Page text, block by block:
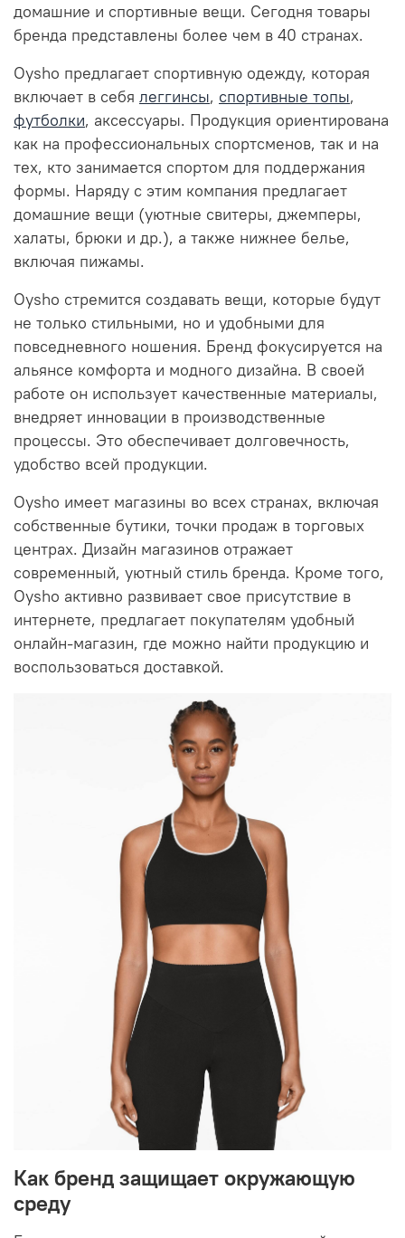
домашние и спортивные вещи. Сегодня товары
бренда представлены более чем в 40 странах.
Oysho предлагает спортивную одежду, которая
включает в себя леггинсы, спортивные топы,
футболки, аксессуары. Продукция ориентирована
как на профессиональных спортсменов, так и на
тех, кто занимается спортом для поддержания
формы. Наряду с этим компания предлагает
домашние вещи (уютные свитеры, джемперы,
халаты, брюки и др.), а также нижнее белье,
включая пижамы.
Oysho стремится создавать вещи, которые будут
не только стильными, но и удобными для
повседневного ношения. Бренд фокусируется на
альянсе комфорта и модного дизайна. В своей
работе он использует качественные материалы,
внедряет инновации в производственные
процессы. Это обеспечивает долговечность,
удобство всей продукции.
Oysho имеет магазины во всех странах, включая
собственные бутики, точки продаж в торговых
центрах. Дизайн магазинов отражает
современный, уютный стиль бренда. Кроме того,
Oysho активно развивает свое присутствие в
интернете, предлагает покупателям удобный
онлайн-магазин, где можно найти продукцию и
воспользоваться доставкой.
Как бренд защищает окружающую
среду